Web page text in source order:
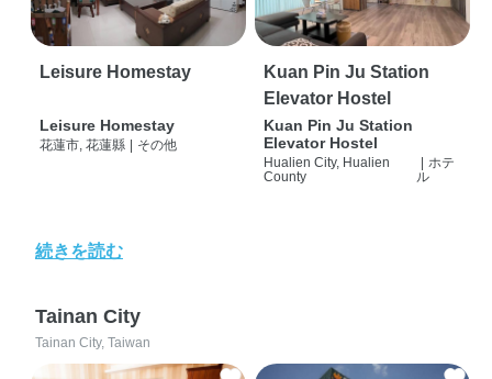
Leisure Homestay
Leisure Homestay
花蓮市, 花蓮縣 その他
Kuan Pin Ju Station
Elevator Hostel
Kuan Pin Ju Station
Elevator Hostel
Hualien City, Hualien
County
ホテ
ル
続きを読む
Tainan City
Tainan City, Taiwan